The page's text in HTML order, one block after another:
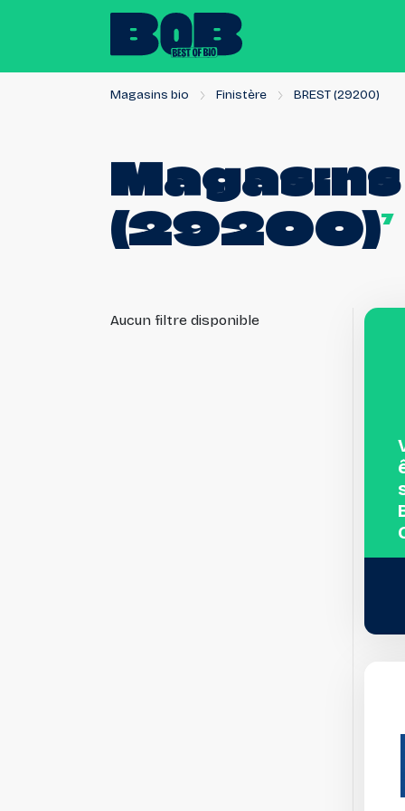
Magasins bio Finistère BREST (29200)
Magasins
(29200)7
Aucun filtre disponible